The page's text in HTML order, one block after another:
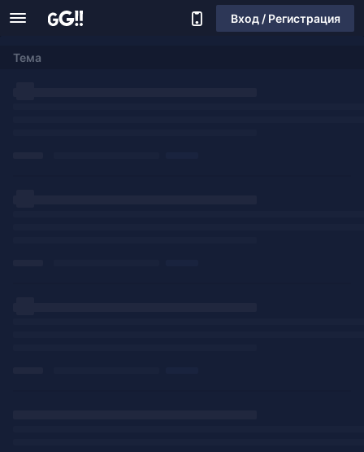
Вход / Регистрация
Тема